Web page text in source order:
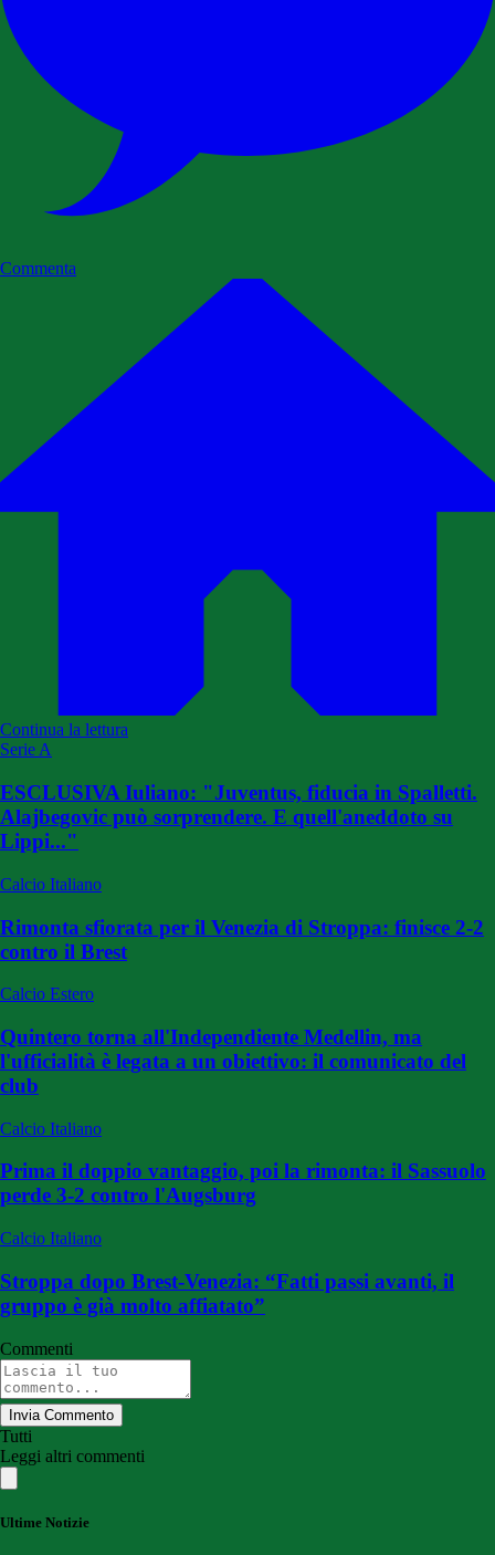
Commenta
Continua la lettura
Serie A
ESCLUSIVA Iuliano: "Juventus, fiducia in Spalletti.
Alajbegovic può sorprendere. E quell'aneddoto su
Lippi..."
Calcio Italiano
Rimonta sfiorata per il Venezia di Stroppa: finisce 2-2
contro il Brest
Calcio Estero
Quintero torna all'Independiente Medellin, ma
l'ufficialità è legata a un obiettivo: il comunicato del
club
Calcio Italiano
Prima il doppio vantaggio, poi la rimonta: il Sassuolo
perde 3-2 contro l'Augsburg
Calcio Italiano
Stroppa dopo Brest-Venezia: “Fatti passi avanti, il
gruppo è già molto affiatato”
Commenti
Invia Commento
Tutti
Leggi altri commenti
Ultime Notizie